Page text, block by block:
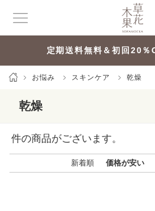
定期送料無料＆初回20
お悩み スキンケア 乾燥
乾燥
件の商品がございます。
新着順 価格が安い